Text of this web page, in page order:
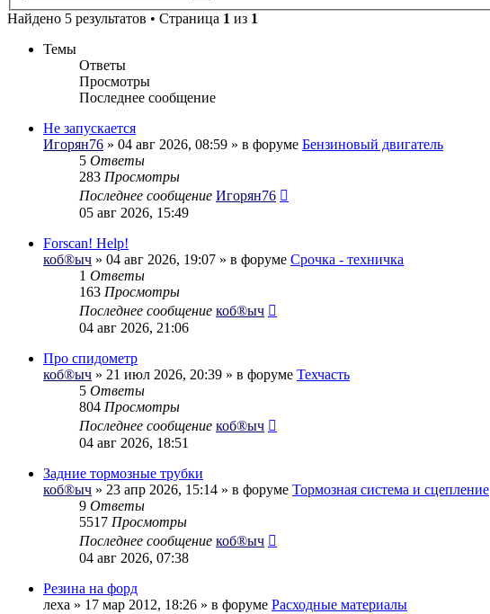
Найдено 5 результатов • Страница 1 из 1
Темы
Ответы
Просмотры
Последнее сообщение
Не запускается
Игорян76 » 04 авг 2026, 08:59 » в форуме Бензиновый двигатель
5 Ответы
283 Просмотры
Последнее сообщение Игорян76
05 авг 2026, 15:49
Forscan! Help!
коб®ыч » 04 авг 2026, 19:07 » в форуме Срочка - техничка
1 Ответы
163 Просмотры
Последнее сообщение коб®ыч
04 авг 2026, 21:06
Про спидометр
коб®ыч » 21 июл 2026, 20:39 » в форуме Техчасть
5 Ответы
804 Просмотры
Последнее сообщение коб®ыч
04 авг 2026, 18:51
Задние тормозные трубки
коб®ыч » 23 апр 2026, 15:14 » в форуме Тормозная система и сцепление
9 Ответы
5517 Просмотры
Последнее сообщение коб®ыч
04 авг 2026, 07:38
Резина на форд
леха » 17 мар 2012, 18:26 » в форуме Расходные материалы